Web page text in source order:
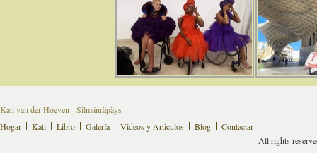
Kati van der Hoeven - Silmänräpäys
Hogar
Kati Libro Galería Videos y Articulos Blog
Contactar
All rights